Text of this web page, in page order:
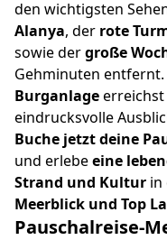
den wichtigsten
Alanya, der rote
sowie dergroße
Gehminuten entfernt.
Burganlage
eindrucksvolle
Buche jetzt deine
und erlebeeine
Strand und Kultur in
Meerblick und Top
Pauschalreise-